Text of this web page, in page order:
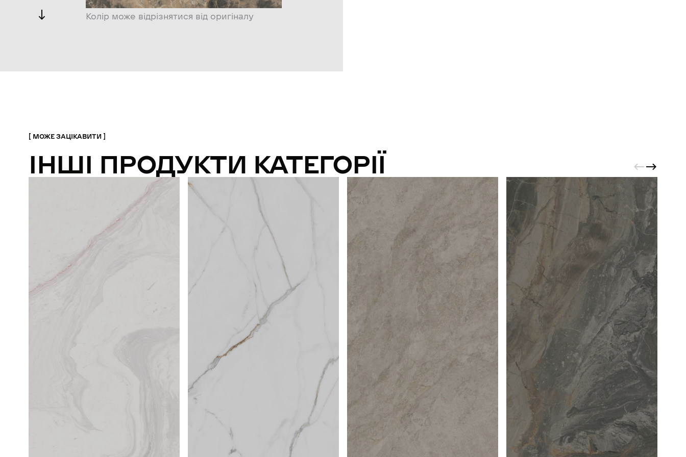
Колір може відрізнятися від оригіналу
МОЖЕ ЗАЦІКАВИТИ
ІНШІ ПРОДУКТИ КАТЕГОРІЇ